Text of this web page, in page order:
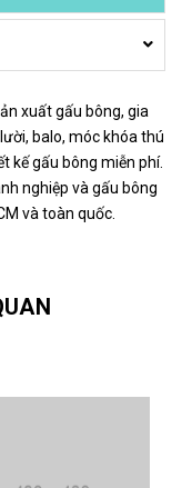
xuất gấu bông, gia
balo, móc khóa thú
kế gấu bông miễn phí.
nghiệp và gấu bông
và toàn quốc.